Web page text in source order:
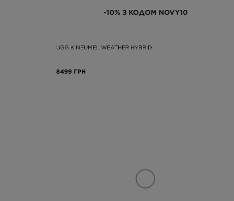
-10% З КОДОМ NOVY10
UGG K NEUMEL WEATHER HYBRID
8499 ГРН